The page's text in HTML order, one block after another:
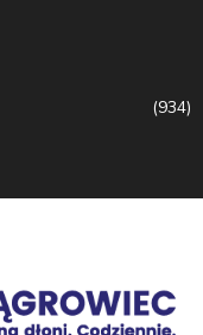
(934)